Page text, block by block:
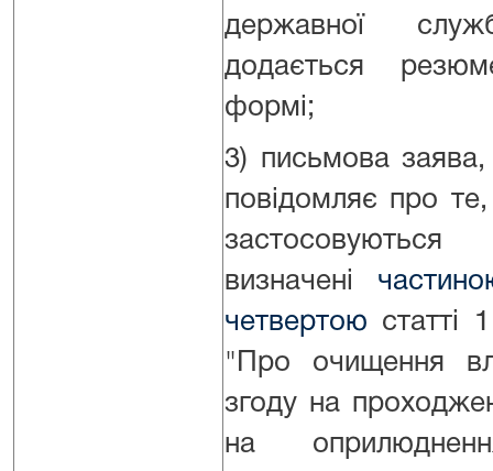
державної
додається
формі;
3) письмова заява,
повідомляє про
визначені
четвертою статті
"Про очищення
згоду на
на